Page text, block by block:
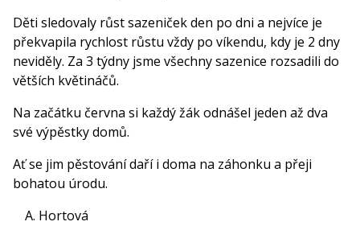
Děti sledovaly růst sazeniček den po dni a nejvíce je
překvapila rychlost růstu vždy po víkendu, kdy je 2 dny
neviděly. Za 3 týdny jsme všechny sazenice rozsadili do
větších květináčů.
Na začátku června si každý žák odnášel jeden až dva
své výpěstky domů.
Ať se jim pěstování daří i doma na záhonku a přeji
bohatou úrodu.
Hortová